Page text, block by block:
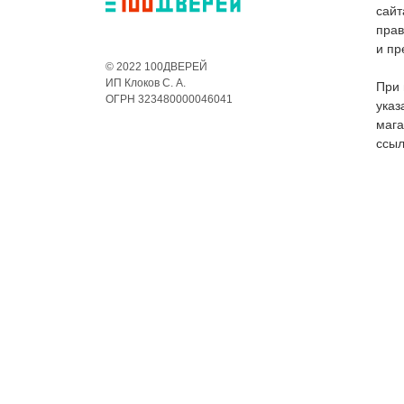
© 2022 100ДВЕРЕЙ
ИП Клоков С. А.
ОГРН 323480000046041
и
При